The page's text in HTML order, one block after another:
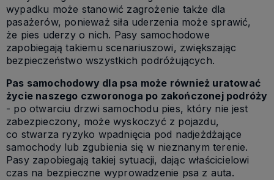
wypadku może stanowić zagrożenie także dla
pasażerów, ponieważ siła uderzenia może sprawić,
że pies uderzy o nich. Pasy samochodowe
zapobiegają takiemu scenariuszowi, zwiększając
bezpieczeństwo wszystkich podróżujących.
Pas samochodowy dla psa może również uratować
życie naszego czworonoga po zakończonej podróży
- po otwarciu drzwi samochodu pies, który nie jest
zabezpieczony, może wyskoczyć z pojazdu,
co stwarza ryzyko wpadnięcia pod nadjeżdżające
samochody lub zgubienia się w nieznanym terenie.
Pasy zapobiegają takiej sytuacji, dając właścicielowi
czas na bezpieczne wyprowadzenie psa z auta.